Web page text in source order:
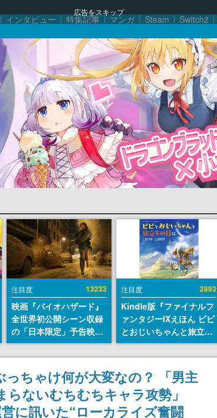
広告をスキップ
インタビュー 特集記事 マンガ Steam Switch2
注目度 13233
映画『バイオハザード』
全世界初公開シーン収録
の「日本限定」予告映像
が解禁。バイオの日（8
月10日）にあわせて、
「ラクーンシティ総合病
院」へ行く配達人の姿が
披露
注目度 2893
Kindle版『ファイナルフ
ァンタジーIXえほん ビビ
とおじいちゃんと旅立ち
の日に』が半額の「660
円」となるセールが開催
中。原作スタッフの青木
和彦氏と板鼻利幸氏によ
る「ビビ」の前日譚
ちゃけ何が大変なの？ 「男主
ないむちむちキャラ攻勢」
に訊いた“ローカライズ奮闘